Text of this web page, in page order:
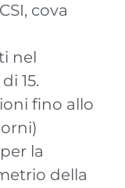
cova
nel
15.
fino allo
la
della